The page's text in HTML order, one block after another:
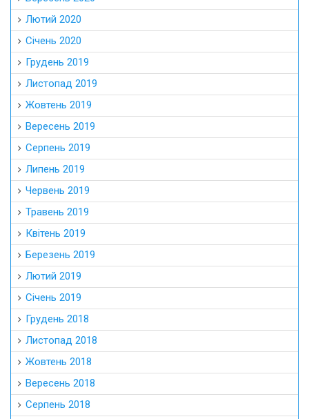
Лютий 2020
Січень 2020
Грудень 2019
Листопад 2019
Жовтень 2019
Вересень 2019
Серпень 2019
Липень 2019
Червень 2019
Травень 2019
Квітень 2019
Березень 2019
Лютий 2019
Січень 2019
Грудень 2018
Листопад 2018
Жовтень 2018
Вересень 2018
Серпень 2018